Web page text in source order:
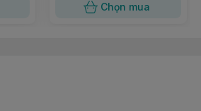
Chọn mua